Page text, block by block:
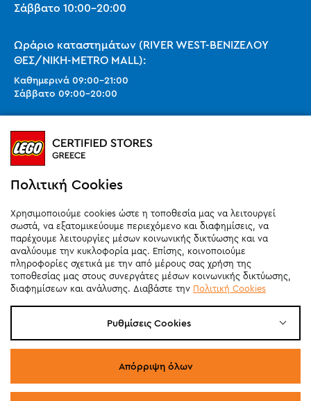
Σάββατο 10:00-20:00
Ωράριο καταστημάτων (RIVER WEST-ΒΕΝΙΖΕΛΟΥ
ΘΕΣ/ΝΙΚΗ-METRO MALL):
Καθημερινά 09:00-21:00
Σάββατο 09:00-20:00
Ωράριο καταστημάτων (SMART PARK):
Καθημερινά10:00-21:00
Σάββατο09:00
Κυριακή 11:00-20:00 (έως 25/10)
orders@legostoregreece.gr
Αρ.Γ.Ε.ΜΗ: 084878102000
Πολιτική Cookies
Χρησιμοποιούμε cookies ώστε η τοποθεσία μας να λειτουργεί
σωστά, να εξατομικεύουμε περιεχόμενο και διαφημίσεις, να
παρέχουμε λειτουργίες μέσων κοινωνικής δικτύωσης και να
αναλύουμε την κυκλοφορία μας. Επίσης, κοινοποιούμε
πληροφορίες σχετικά με την από μέρους σας χρήση της
τοποθεσίας μας στους συνεργάτες μέσων κοινωνικής δικτύωσης,
διαφημίσεων και ανάλυσης. Διαβάστε την Πολιτική Cookies
Ρυθμίσεις Cookies
Απόρριψη όλων